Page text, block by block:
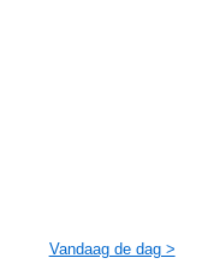
Vandaag de dag >